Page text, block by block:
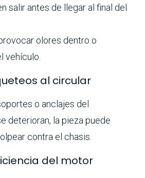
salir antes de llegar al final del
olores dentro o
vehículo.
al circular
o anclajes del
deterioran, la pieza puede
contra el chasis.
del motor